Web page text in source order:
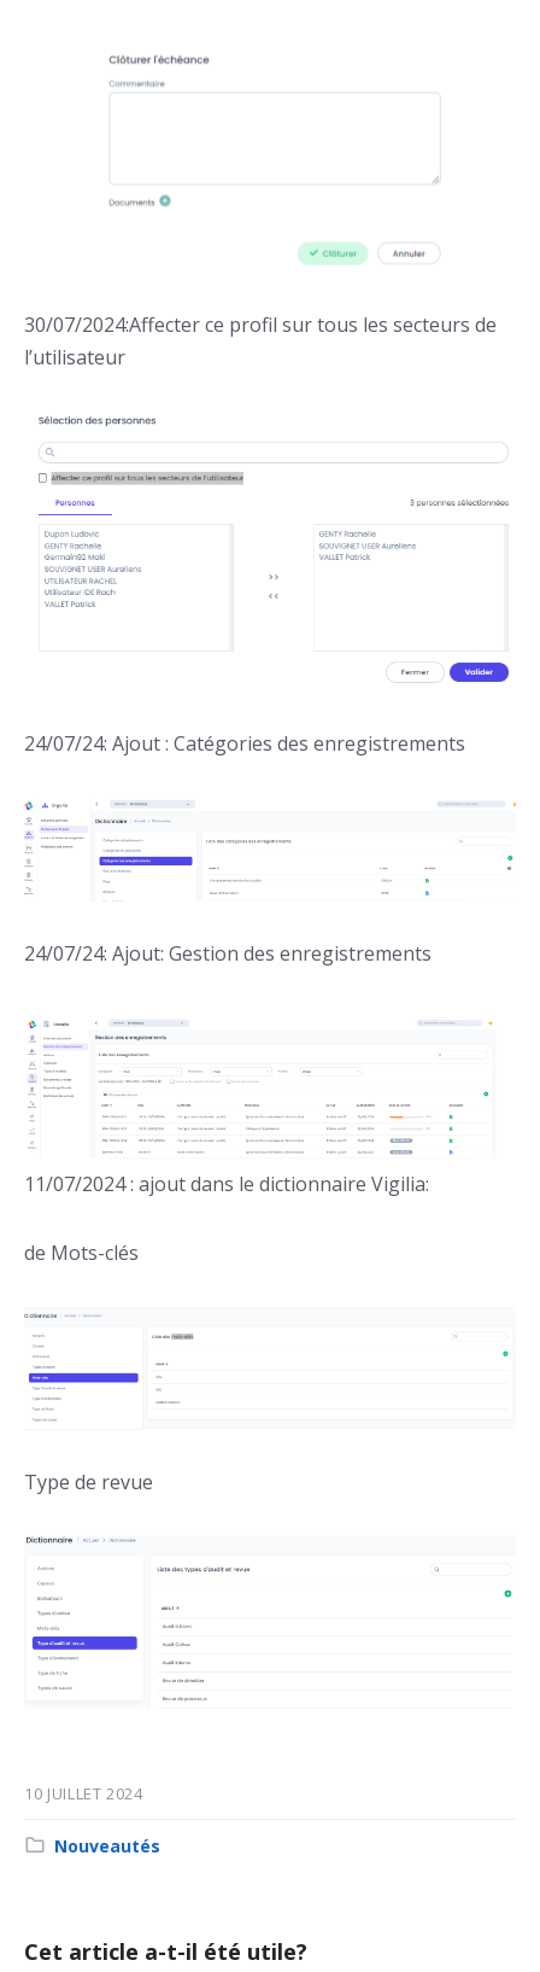
30/07/2024:Affecter ce profil sur tous les secteurs de
l’utilisateur
24/07/24: Ajout : Catégories des enregistrements
24/07/24: Ajout: Gestion des enregistrements
11/07/2024 : ajout dans le dictionnaire Vigilia:
de Mots-clés
Type de revue
10 JUILLET 2024
Category:
Nouveautés
Cet article a-t-il été utile?